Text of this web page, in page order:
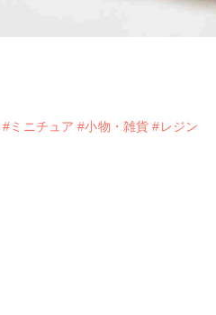
#ミニチュア #小物・雑貨 #レジン